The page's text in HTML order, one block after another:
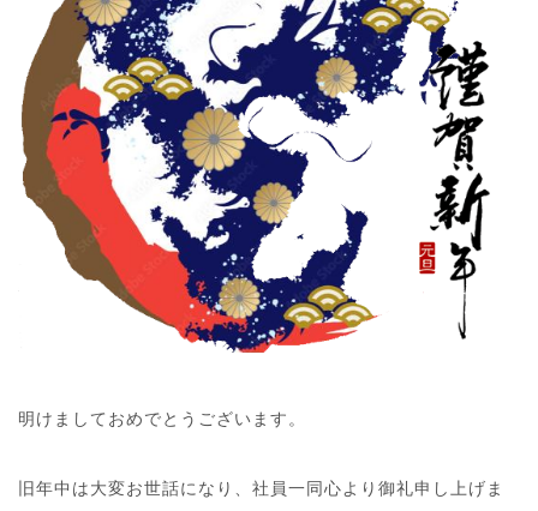
明けましておめでとうございます。
旧年中は大変お世話になり、社員一同心より御礼申し上げま